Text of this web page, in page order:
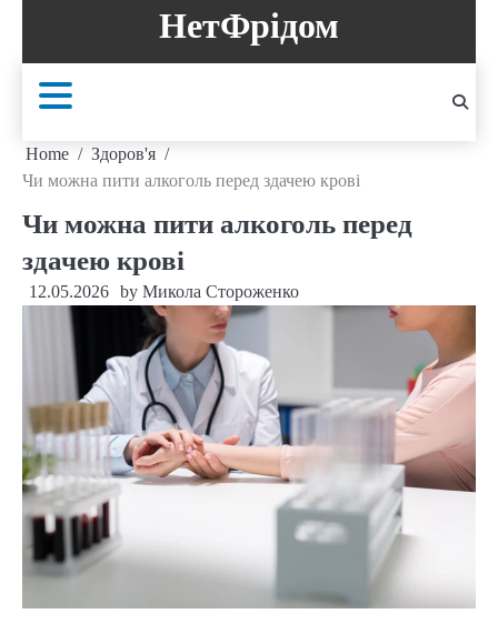
content
НетФрідом
Home
Здоров'я
Чи можна пити алкоголь перед здачею крові
Чи можна пити алкоголь перед
здачею крові
12.05.2026 by Микола Стороженко